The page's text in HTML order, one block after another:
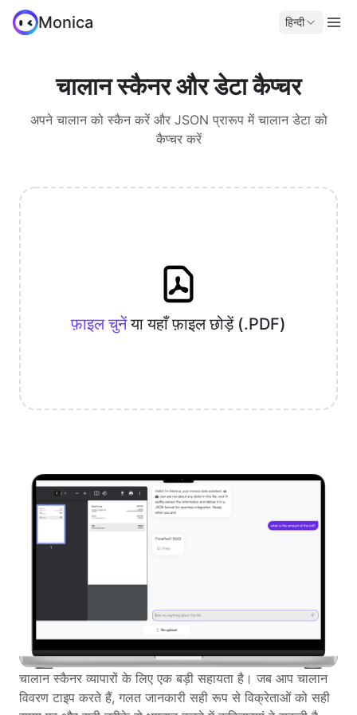
Monica हिन्दी
चालान स्कैनर और डेटा कैप्चर
अपने चालान को स्कैन करें और JSON प्रारूप में चालान डेटा को
कैप्चर करें
फ़ाइल चुनेंया यहाँ फ़ाइल छोड़ें (.PDF)
चालान स्कैनर व्यापारों के लिए एक बड़ी सहायता है। जब आप चालान
विवरण टाइप करते हैं, गलत जानकारी सही रूप से विक्रेताओं को सही